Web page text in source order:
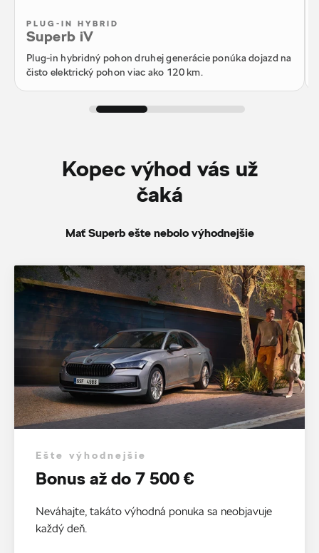
PLUG-IN HYBRID
Superb iV
Plug-in hybridný pohon druhej generácie ponúka dojazd na
čisto elektrický pohon viac ako 120 km.
Kopec výhod vás už
čaká
Mať Superb ešte nebolo výhodnejšie
Ešte výhodnejšie
Bonus až do 7 500 €
Neváhajte, takáto výhodná ponuka sa neobjavuje
každý deň.